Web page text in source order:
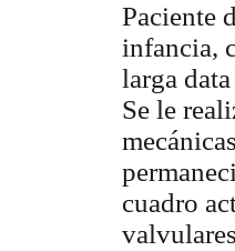
Paciente
infancia,
larga
Se le
cuadro